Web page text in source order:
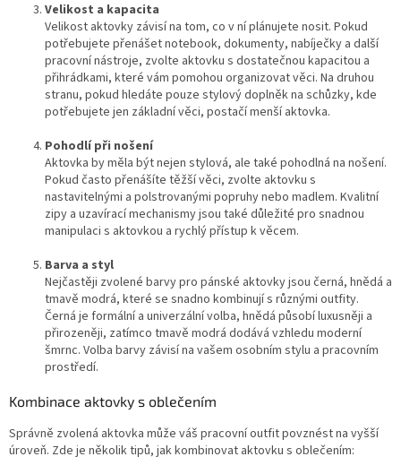
Velikost a kapacita
Velikost aktovky závisí na tom, co v ní plánujete nosit. Pokud
potřebujete přenášet notebook, dokumenty, nabíječky a další
pracovní nástroje, zvolte aktovku s dostatečnou kapacitou a
přihrádkami, které vám pomohou organizovat věci. Na druhou
stranu, pokud hledáte pouze stylový doplněk na schůzky, kde
potřebujete jen základní věci, postačí menší aktovka.
Pohodlí při nošení
Aktovka by měla být nejen stylová, ale také pohodlná na nošení.
Pokud často přenášíte těžší věci, zvolte aktovku s
nastavitelnými a polstrovanými popruhy nebo madlem. Kvalitní
zipy a uzavírací mechanismy jsou také důležité pro snadnou
manipulaci s aktovkou a rychlý přístup k věcem.
Barva a styl
Nejčastěji zvolené barvy pro pánské aktovky jsou černá, hnědá a
tmavě modrá, které se snadno kombinují s různými outfity.
Černá je formální a univerzální volba, hnědá působí luxusněji a
přirozeněji, zatímco tmavě modrá dodává vzhledu moderní
šmrnc. Volba barvy závisí na vašem osobním stylu a pracovním
prostředí.
Kombinace aktovky s oblečením
Správně zvolená aktovka může váš pracovní outfit povznést na vyšší
úroveň. Zde je několik tipů, jak kombinovat aktovku s oblečením: